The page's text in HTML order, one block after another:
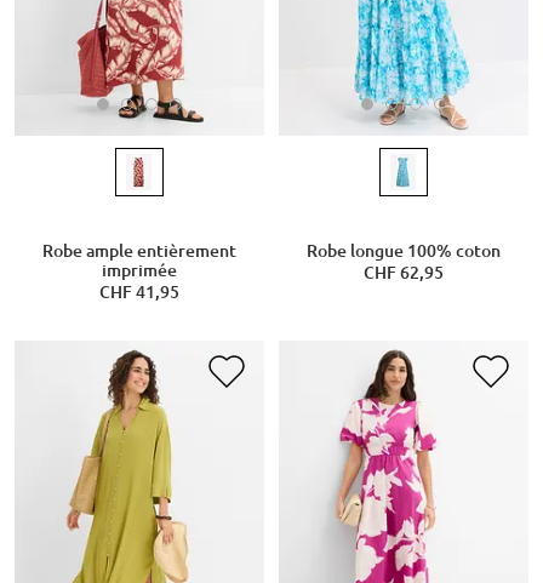
Robe ample entièrement
imprimée
CHF 41,95
Robe longue 100% coton
CHF 62,95